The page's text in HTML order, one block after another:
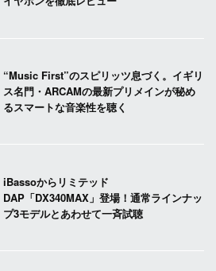
“Music First”のスピリッツ息づく。イギリ
ス名門・ARCAMの最新プリメインが秘め
るスマートな音楽性を聴く
iBassoからリミテッド
DAP「DX340MAX」登場！通常ラインナッ
プ3モデルとあわせて一斉試聴